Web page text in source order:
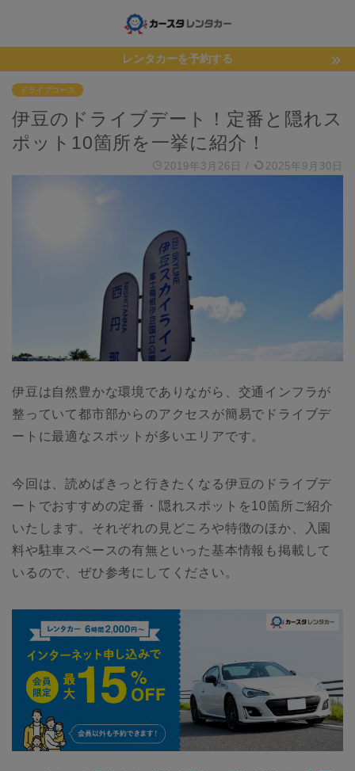
レンタカーを予約する
ドライブコース
伊豆のドライブデート！定番と隠れス
ポット10箇所を一挙に紹介！
2019年3月26日 / 2025年9月30日
伊豆は自然豊かな環境でありながら、交通インフラが
整っていて都市部からのアクセスが簡易でドライブデ
ートに最適なスポットが多いエリアです。
今回は、読めばきっと行きたくなる伊豆のドライブデ
ートでおすすめの定番・隠れスポットを10箇所ご紹介
いたします。それぞれの見どころや特徴のほか、入園
料や駐車スペースの有無といった基本情報も掲載して
いるので、ぜひ参考にしてください。